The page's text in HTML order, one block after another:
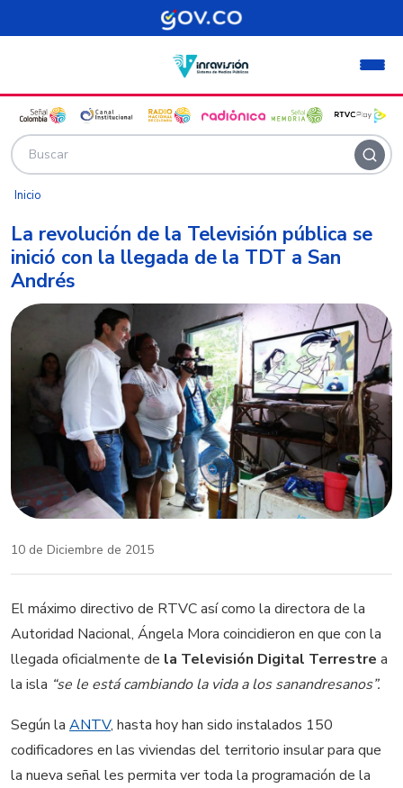
Pasar al contenido principal
Inicio
La revolución de la Televisión pública se
inició con la llegada de la TDT a San
Andrés
10 de Diciembre de 2015
El máximo directivo de RTVC así como la directora de la
Autoridad Nacional, Ángela Mora coincidieron en que con la
llegada oficialmente de la Televisión Digital Terrestre a
la isla “se le está cambiando la vida a los sanandresanos”.
Según la ANTV, hasta hoy han sido instalados 150
codificadores en las viviendas del territorio insular para que
la nueva señal les permita ver toda la programación de la